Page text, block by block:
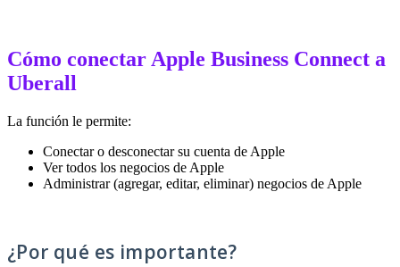
Cómo conectar Apple Business Connect a
Uberall
La función le permite:
Conectar o desconectar su cuenta de Apple
Ver todos los negocios de Apple
Administrar (agregar, editar, eliminar) negocios de Apple
¿Por qué es importante?